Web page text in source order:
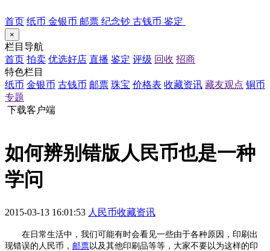
首页 纸币 金银币 邮票 纪念钞 古钱币 鉴定
×
栏目导航
首页 拍卖 优选好店 直播 鉴定 评级 回收 招商
特色栏目
纸币 金银币 古钱币 邮票 珠宝 价格表 收藏资讯 藏友观点 铜币
专题
下载客户端
如何辨别错版人民币也是一种
学问
2015-03-13 16:01:53 人民币收藏资讯
在日常生活中，我们可能有时会看见一些由于各种原因，印刷出
现错误的人民币， 邮票以及其他印刷品等等，大家不要以为这样的印